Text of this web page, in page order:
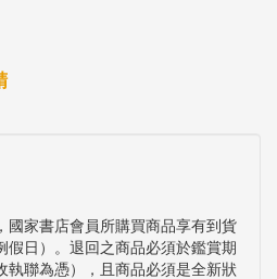
國家書店會員所購買商品享有到貨
假日）。退回之商品必須於鑑賞期
執聯為憑），且商品必須是全新狀